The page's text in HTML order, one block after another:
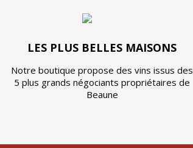
LES PLUS BELLES MAISONS
Notre boutique propose des vins issus des
5 plus grands négociants propriétaires de
Beaune